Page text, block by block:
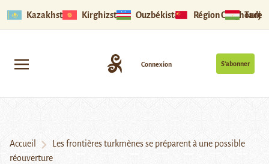
Kazakhstan Kirghizstan Ouzbékistan Région Ouïghoure
S’abonner
Connexion
Accueil
Les frontières turkmènes se préparent à une possible
réouverture